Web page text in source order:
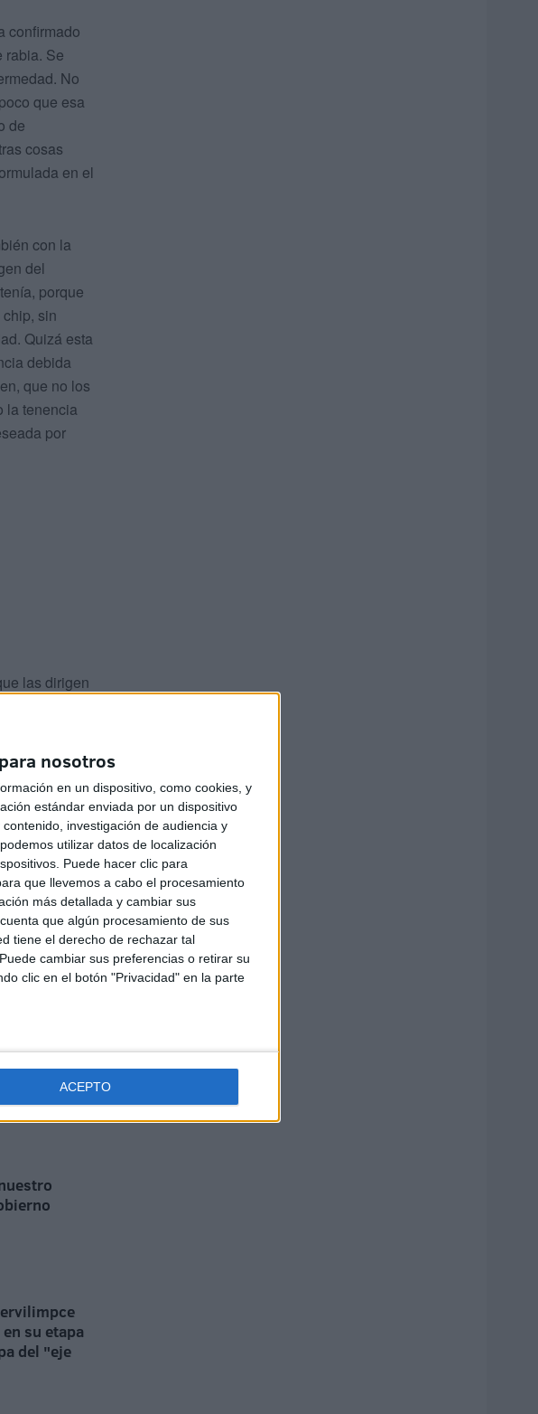
nosotros
en un dispositivo, como cookies, y
estándar enviada por un dispositivo
investigación de audiencia y
utilizar datos de localización
Puede hacer clic para
que llevemos a cabo el procesamiento
más detallada y cambiar sus
que algún procesamiento de sus
tiene el derecho de rechazar tal
cambiar sus preferencias o retirar su
clic en el botón "Privacidad" en la parte
ACEPTO
confirmado
rabia. Se
No
que esa
de
cosas
en el
con la
del
porque
sin
Quizá esta
debida
que no los
la tenencia
por
las dirigen
que
Comprueba
su etapa
del "eje